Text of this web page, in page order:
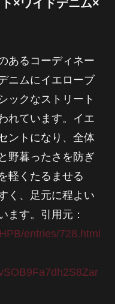
×ワイドデニム×
あるコーディネー
ニムにイエローブ
ックなストリート
れています。イエ
ントになり、全体
野暮ったさを防ぎ
軽くたるませる
く、足元に程よい
ます。引用元：
entries/728.html